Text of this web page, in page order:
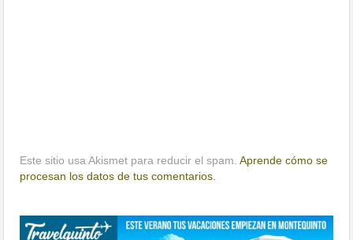
Este sitio usa Akismet para reducir el spam.Aprende cómo se
procesan los datos de tus comentarios.